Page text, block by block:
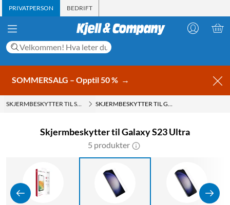
PRIVATPERSON BEDRIFT
SOMMERSALG – Opptil 50 % →
SKJERMBESKYTTER TIL SAMSUNG SKJERMBESKYTTER TIL GALAXY S23 ULTRA
Skjermbeskytter til Galaxy S23 Ultra
5 produkter